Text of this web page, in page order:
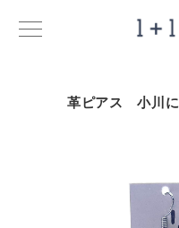
革ピアス 小川